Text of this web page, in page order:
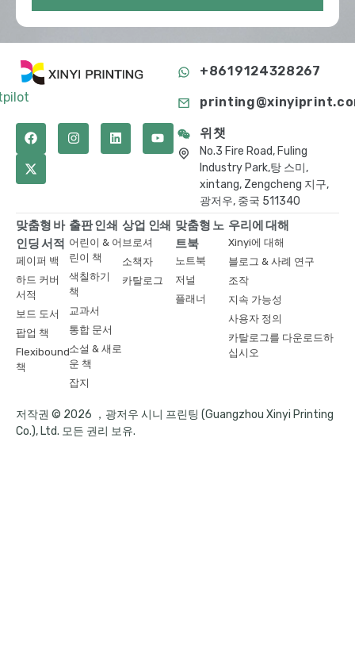
+8619124328267
위챗
No.3 Fire Road, Fuling
Industry Park,탕 스미,
xintang, Zengcheng 지구,
광저우, 중국 511340
맞춤형 바
인딩 서적
페이퍼 백
하드 커버
서적
보드 도서
팝업 책
Flexibound
책
출판 인쇄
어린이 & 어
린이 책
색칠하기
책
교과서
통합 문서
소설 & 새로
운 책
잡지
상업 인쇄
브로셔
소책자
카탈로그
맞춤형 노
트북
노트북
저널
플래너
우리에 대해
Xinyi에 대해
블로그 & 사례 연구
조작
지속 가능성
사용자 정의
카탈로그를 다운로드하
십시오
저작권 © 2026 ，광저우 시니 프린팅 (Guangzhou Xinyi Printing
Co.), Ltd. 모든 권리 보유.